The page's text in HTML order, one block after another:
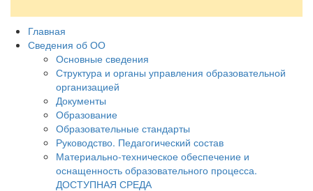
Главная
Сведения об ОО
Основные сведения
Структура и органы управления образовательной
организацией
Документы
Образование
Образовательные стандарты
Руководство. Педагогический состав
Материально-техническое обеспечение и
оснащенность образовательного процесса.
ДОСТУПНАЯ СРЕДА